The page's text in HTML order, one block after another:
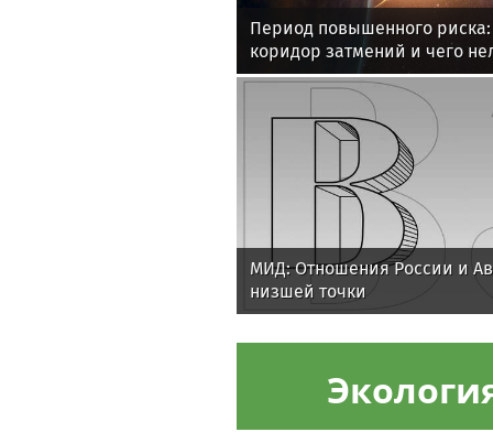
Период повышенного риска:
коридор затмений и чего
28 августа
МИД: Отношения России и
низшей точки